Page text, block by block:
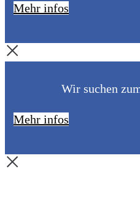
Mehr infos
Wir suchen
Mehr infos